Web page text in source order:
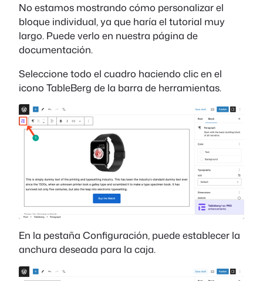
No estamos mostrando cómo personalizar el
bloque individual, ya que haría el tutorial muy
largo. Puede verlo en nuestra página de
documentación.
Seleccione todo el cuadro haciendo clic en el
icono TableBerg de la barra de herramientas.
En la pestaña Configuración, puede establecer la
anchura deseada para la caja.